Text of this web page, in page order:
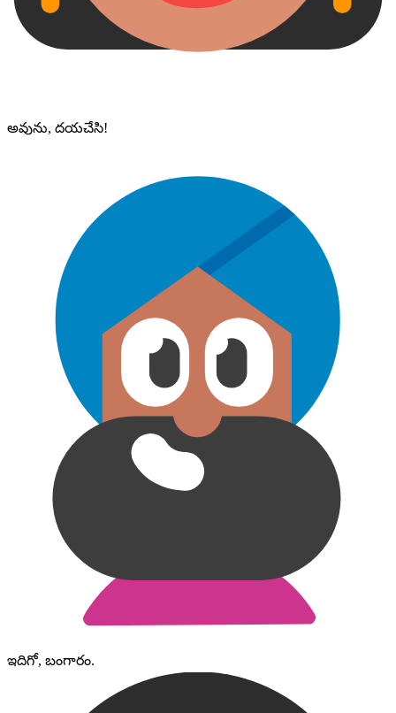
అవును, దయచేసి!
ఇదిగో, బంగారం.